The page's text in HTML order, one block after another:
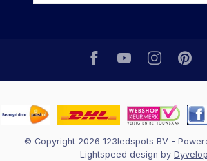
© Copyright 2026 123ledspots BV-
Lightspeed design by